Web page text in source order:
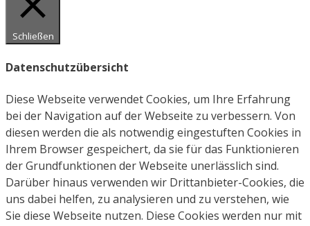
Schließen
Datenschutzübersicht
Diese Webseite verwendet Cookies, um Ihre Erfahrung
bei der Navigation auf der Webseite zu verbessern. Von
diesen werden die als notwendig eingestuften Cookies in
Ihrem Browser gespeichert, da sie für das Funktionieren
der Grundfunktionen der Webseite unerlässlich sind.
Darüber hinaus verwenden wir Drittanbieter-Cookies, die
uns dabei helfen, zu analysieren und zu verstehen, wie
Sie diese Webseite nutzen. Diese Cookies werden nur mit